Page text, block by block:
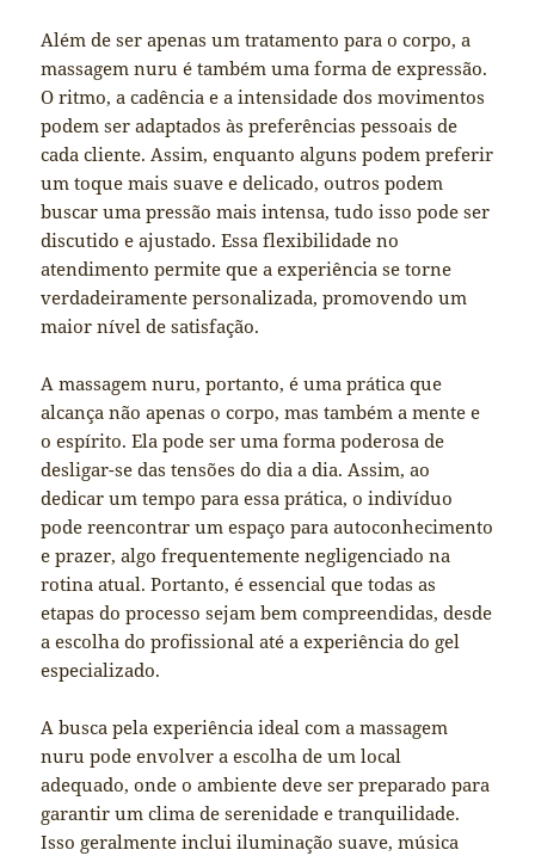
Além de ser apenas um tratamento para o corpo, a
massagem nuru é também uma forma de expressão.
O ritmo, a cadência e a intensidade dos movimentos
podem ser adaptados às preferências pessoais de
cada cliente. Assim, enquanto alguns podem preferir
um toque mais suave e delicado, outros podem
buscar uma pressão mais intensa, tudo isso pode ser
discutido e ajustado. Essa flexibilidade no
atendimento permite que a experiência se torne
verdadeiramente personalizada, promovendo um
maior nível de satisfação.
A massagem nuru, portanto, é uma prática que
alcança não apenas o corpo, mas também a mente e
o espírito. Ela pode ser uma forma poderosa de
desligar-se das tensões do dia a dia. Assim, ao
dedicar um tempo para essa prática, o indivíduo
pode reencontrar um espaço para autoconhecimento
e prazer, algo frequentemente negligenciado na
rotina atual. Portanto, é essencial que todas as
etapas do processo sejam bem compreendidas, desde
a escolha do profissional até a experiência do gel
especializado.
A busca pela experiência ideal com a massagem
nuru pode envolver a escolha de um local
adequado, onde o ambiente deve ser preparado para
garantir um clima de serenidade e tranquilidade.
Isso geralmente inclui iluminação suave, música